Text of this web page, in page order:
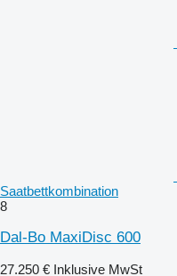
Saatbettkombination
8
Dal-Bo MaxiDisc 600
27.250 € Inklusive MwSt